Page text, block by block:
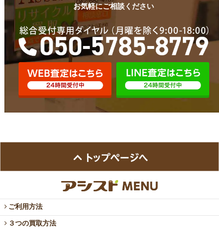
お気軽にご相談ください
ご利用方法
３つの買取方法